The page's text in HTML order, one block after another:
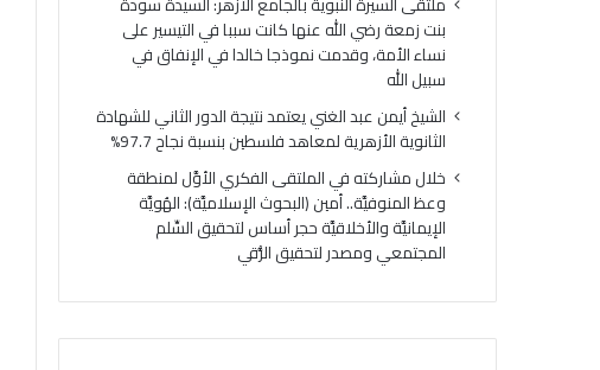
بنت زمعة رضي الله عنها كانت سببا في التيسير على
نساء الأمة، وقدمت نموذجا خالدا في الإنفاق في
سبيل الله
الشيخ أيمن عبد الغني يعتمد نتيجة الدور الثاني للشهادة
الثانوية الأزهرية لمعاهد فلسطين بنسبة نجاح 97.7%
خلال مشاركته في الملتقى الفكري الأوَّل لمنطقة
وعظ المنوفيَّة.. أمين (البحوث الإسلاميَّة): الهُويَّة
الإيمانيَّة والأخلاقيَّة حجر أساس لتحقيق السِّلم
المجتمعي ومصدر لتحقيق الرُّقي